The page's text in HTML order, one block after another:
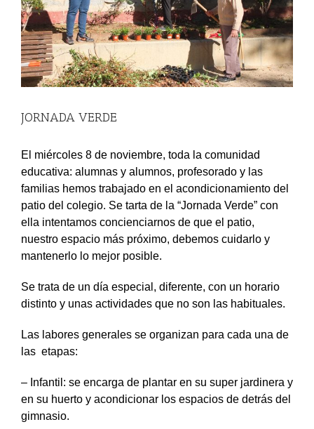
JORNADA VERDE
El miércoles 8 de noviembre, toda la comunidad
educativa: alumnas y alumnos, profesorado y las
familias hemos trabajado en el acondicionamiento del
patio del colegio. Se tarta de la “Jornada Verde” con
ella intentamos concienciarnos de que el patio,
nuestro espacio más próximo, debemos cuidarlo y
mantenerlo lo mejor posible.
Se trata de un día especial, diferente, con un horario
distinto y unas actividades que no son las habituales.
Las labores generales se organizan para cada una de
las etapas:
– Infantil: se encarga de plantar en su super jardinera y
en su huerto y acondicionar los espacios de detrás del
gimnasio.